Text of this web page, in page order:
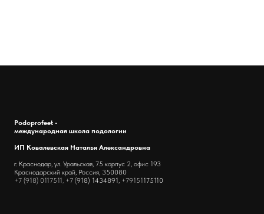
Podoprofeet -
международная школа подологии
ИП Ковалевская Наталья Александровна
г. Краснодар, ул. Уральская, 75 корпус 2, офис 193
Краснодарский край, Россия, 350080
+7 (918) 0117511, +7 (918) 1434891, +79151175110